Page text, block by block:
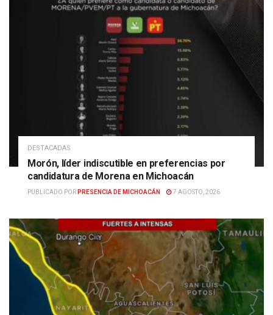
DESTACADAS
Morón, líder indiscutible en preferencias por
candidatura de Morena en Michoacán
PUBLICADO POR PRESENCIA DE MICHOACÁN 7 AGOSTO, 2026